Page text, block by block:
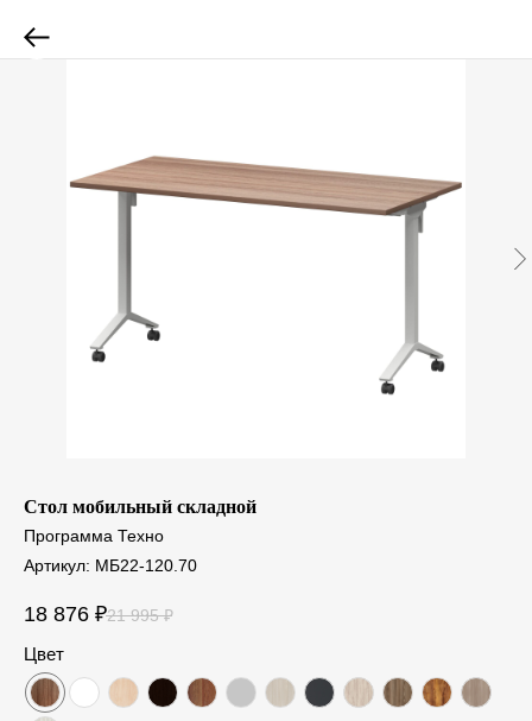
Стол мобильный складной
Программа Техно
Артикул: МБ22-120.70
18 876 ₽21 995 ₽
Цвет